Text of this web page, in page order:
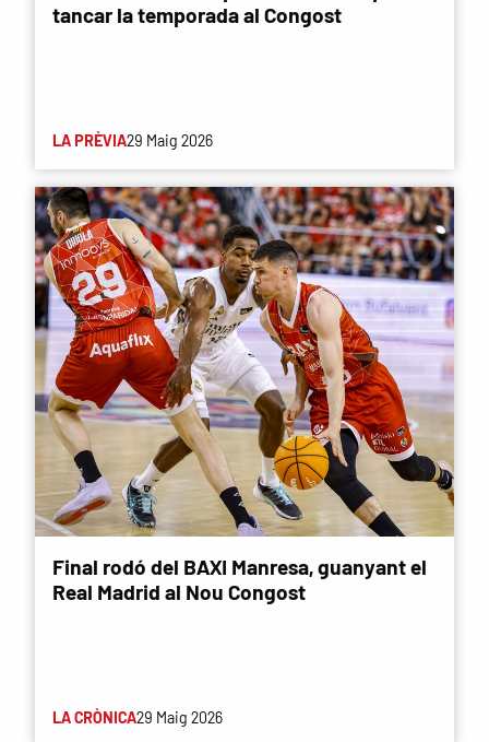
tancar la temporada al Congost
LA PRÈVIA29 Maig 2026
Final rodó del BAXI Manresa, guanyant el
Real Madrid al Nou Congost
LA CRÒNICA29 Maig 2026